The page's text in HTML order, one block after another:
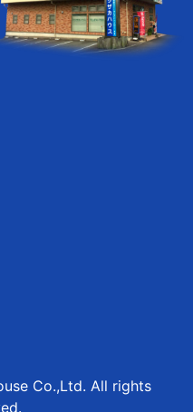
Co.,Ltd. All rights